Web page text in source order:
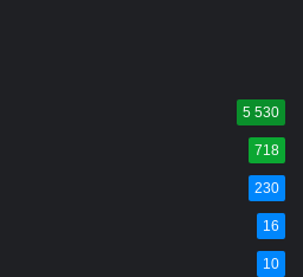
5 530
718
230
16
10